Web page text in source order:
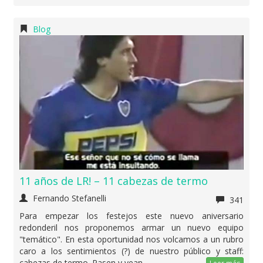
Blog
11 años de LR! – 11 cabezas de termo
Fernando Stefanelli
341
Para empezar los festejos este nuevo aniversario
redonderil nos proponemos armar un nuevo equipo
"temático". En esta oportunidad nos volcamos a un rubro
caro a los sentimientos (?) de nuestro público y staff: